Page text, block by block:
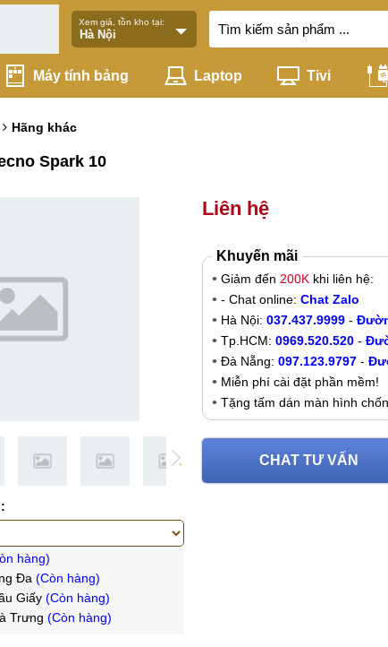
Xem giá, tồn kho tại:
Máy tính bảng Laptop Tivi
Hãng khác
Spark 10
hàng)
Đa (Còn hàng)
Giấy (Còn hàng)
Trưng (Còn hàng)
Liên hệ
Khuyến mãi
Giảm đến 200K khi liên hệ:
- Chat online: Chat Zalo
Hà Nội: 037.437.9999 -
Tp.HCM: 0969.520.520 -
Đà Nẵng: 097.123.9797 -
Miễn phí cài đặt phần mềm!
Tặng tấm dán màn hình
CHAT TƯ VẤN